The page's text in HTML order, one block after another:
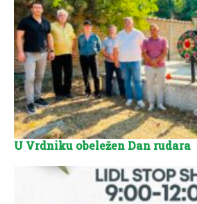
U Vrdniku obeležen Dan rudara